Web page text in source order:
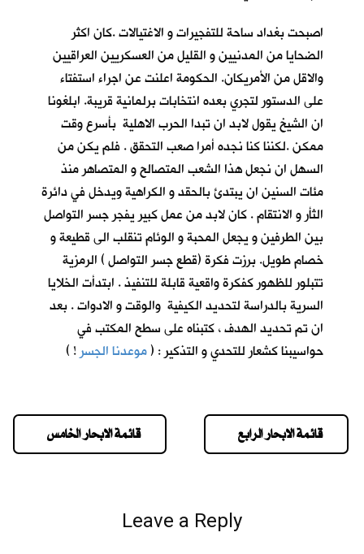
اصبحت بغداد ساحة للتفجيرات و الاغتيالات .كان اكثر
الضحايا من المدنيين و القليل من العسكريين العراقيين
والاقل من الأمريكان. الحكومة اعلنت عن اجراء استفتاء
على الدستور لتجري بعده انتخابات برلمانية قريبة. ابلغونا
ان الشيخ يقول لابد ان تبدا الحرب الاهلية بأسرع وقت
ممكن .لكننا كنا نجده أمرا صعب التحقق . فلم يكن من
السهل ان نجعل هذا الشعب المتصالح و المتصاهر منذ
مئات السنين ان يبتدئ بالحقد و الكراهية ويدخل في دائرة
الثأر و الانتقام . كان لابد من عمل كبير يفجر جسر التواصل
بين الطرفين و يجعل المحبة و الوئام تنقلب الى قطيعة و
خصام طويل. برزت فكرة (قطع جسر التواصل ) الرمزية
تتبلور للظهور كفكرة واقعية قابلة للتنفيذ . ابتدأت الخلايا
السرية بالدراسة لتحديد الكيفية والوقت و الادوات . بعد
ان تم تحديد الهدف ، كتبناه على سطح المكتب في
حواسيبنا كشعار للتحدي و التذكير : (موعدنا الجسر!
)
قائمة الابحار الخامس قائمة الابحار الرابع
Leave a Reply